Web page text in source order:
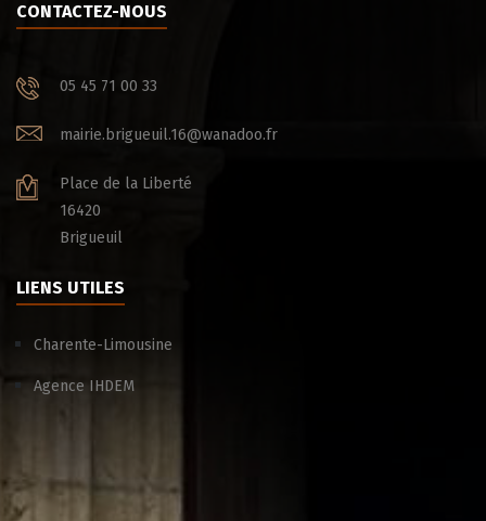
CONTACTEZ-NOUS
05 45 71 00 33
mairie.brigueuil.16@wanadoo.fr
Place de la Liberté
16420
Brigueuil
LIENS UTILES
Charente-Limousine
Agence IHDEM